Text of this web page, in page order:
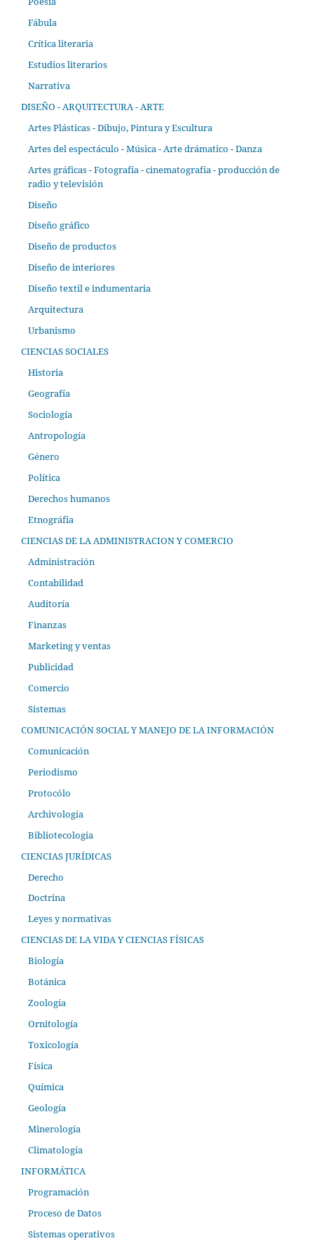
Fábula
Crítica literaria
Estudios literarios
Narrativa
DISEÑO - ARQUITECTURA - ARTE
Artes Plásticas - Dibujo, Pintura y Escultura
Artes del espectáculo - Música - Arte drámatico - Danza
Artes gráficas - Fotografía - cinematografía - producción de
radio y televisión
Diseño
Diseño gráfico
Diseño de productos
Diseño de interiores
Diseño textil e indumentaria
Arquitectura
Urbanismo
CIENCIAS SOCIALES
Historia
Geografía
Sociología
Antropología
Género
Política
Derechos humanos
Etnográfia
CIENCIAS DE LA ADMINISTRACION Y COMERCIO
Administración
Contabilidad
Auditoría
Finanzas
Marketing y ventas
Publicidad
Comercio
Sistemas
COMUNICACIÓN SOCIAL Y MANEJO DE LA INFORMACIÓN
Comunicación
Periodismo
Protocólo
Archivología
Bibliotecología
CIENCIAS JURÍDICAS
Derecho
Doctrina
Leyes y normativas
CIENCIAS DE LA VIDA Y CIENCIAS FÍSICAS
Biología
Botánica
Zoología
Ornitología
Toxicología
Física
Química
Geología
Minerología
Climatología
INFORMÁTICA
Programación
Proceso de Datos
Sistemas operativos